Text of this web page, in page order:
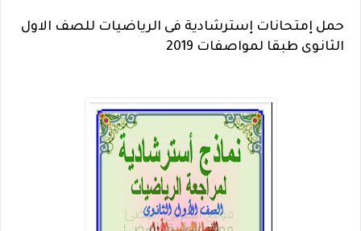
حمل إمتحانات إسترشادية فى الرياضيات للصف الاول
الثانوى طبقا لمواصفات 2019